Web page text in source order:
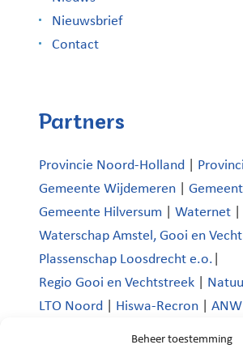
Beheer toestemming
Nieuwsbrief
Contact
Partners
Provincie Noord-Holland
Gemeente Wijdemeren
Gemeente Hilversum
Waternet
Waterschap Amstel, Gooi en Vecht
Plassenschap Loosdrecht e.o.
Regio Gooi en Vechtstreek
LTO Noord
Hiswa-Recron